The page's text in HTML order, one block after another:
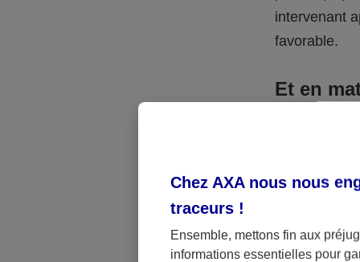
intervenant
favorable.
Et en
qui leur sera
enfant un
ouvrir un
Chez AXA nous nous
traceurs !
Ensemble, mettons fin aux
informations essentielles pour